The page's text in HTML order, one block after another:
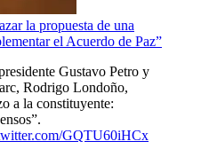
la propuesta de una
el Acuerdo de Paz”
Gustavo Petro y
Rodrigo Londoño,
a la constituyente:
GQTU60iHCx